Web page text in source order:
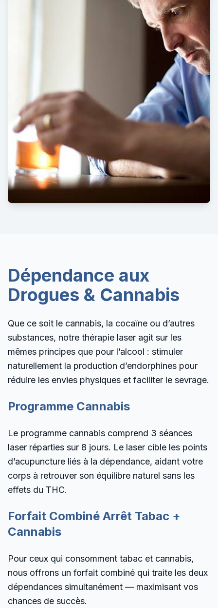
Dépendance aux
Drogues & Cannabis
Que ce soit le cannabis, la cocaïne ou d’autres
substances, notre thérapie laser agit sur les
mêmes principes que pour l’alcool : stimuler
naturellement la production d’endorphines pour
réduire les envies physiques et faciliter le sevrage.
Programme Cannabis
Le programme cannabis comprend 3 séances
laser réparties sur 8 jours. Le laser cible les points
d’acupuncture liés à la dépendance, aidant votre
corps à retrouver son équilibre naturel sans les
effets du THC.
Forfait Combiné Arrêt Tabac +
Cannabis
Pour ceux qui consomment tabac et cannabis,
nous offrons un forfait combiné qui traite les deux
dépendances simultanément — maximisant vos
chances de succès.